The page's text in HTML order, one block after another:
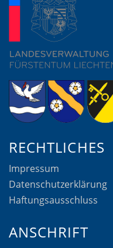
RECHTLICHES
Impressum
Datenschutzerklärung
Haftungsausschluss
ANSCHRIFT